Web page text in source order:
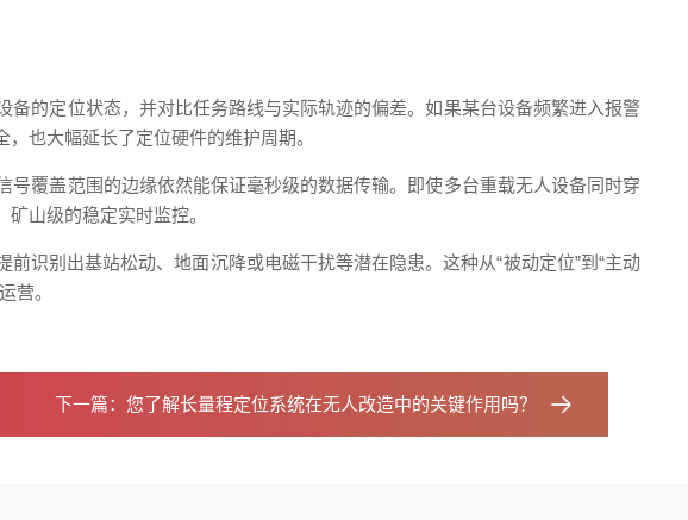
的定位状态，并对比任务路线与实际轨迹的偏差。如果某台设备频繁进入报警
也大幅延长了定位硬件的维护周期。
覆盖范围的边缘依然能保证毫秒级的数据传输。即使多台重载无人设备同时穿
山级的稳定实时监控。
识别出基站松动、地面沉降或电磁干扰等潜在隐患。这种从“被动定位”到“主动
营。
下一篇： 您了解长量程定位系统在无人改造中的关键作用吗？